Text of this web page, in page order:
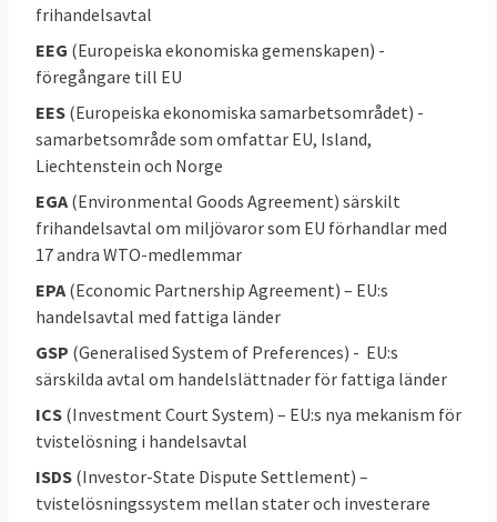
regeringar och i vissa fall även nationella och
regionala parlament i EU.
Handel är så kallad exklusiv EU-kompetens
vilket betyder att Sverige inte kan teckna
egna handelsavtal utan det är unionen som
sådan, efter beslut av ländernas
handelsministrar och Europaparlamentet,
som ingår avtal med icke-EU-länder. Alla
handelsregler mot omvärlden.
EU-kommissionen förhandlar för EU:s
räkning efter mandat från
medlemsländernas handelsministrar.
Avtalen måste godkännas av
handelsministrarna och Europaparlamentet.
frihandelsavtal
EEG (Europeiska ekonomiska gemenskapen) -
föregångare till EU
EES (Europeiska ekonomiska samarbetsområdet) -
samarbetsområde som omfattar EU, Island,
Liechtenstein och Norge
EGA (Environmental Goods Agreement) särskilt
frihandelsavtal om miljövaror som EU förhandlar med
17 andra WTO-medlemmar
EPA (Economic Partnership Agreement) – EU:s
handelsavtal med fattiga länder
GSP (Generalised System of Preferences) - EU:s
särskilda avtal om handelslättnader för fattiga länder
ICS (Investment Court System) – EU:s nya mekanism för
tvistelösning i handelsavtal
ISDS (Investor-State Dispute Settlement) –
tvistelösningssystem mellan stater och investerare